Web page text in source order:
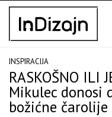
Skip
content
INSPIRACIJA
RASKOŠNO ILI
Mikulec donosi
božićne